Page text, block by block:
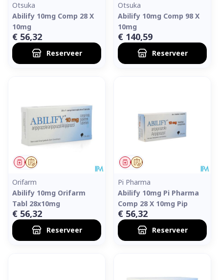
Otsuka
Abilify 10mg Comp 28 X
10mg
€ 56,32
Reserveer
Otsuka
Abilify 10mg Comp 98 X
10mg
€ 140,59
Reserveer
Op voorschrift
Geneesmiddel
Orifarm
Abilify 10mg Orifarm
Tabl 28x10mg
€ 56,32
Reserveer
Op voorschrift
Geneesmiddel
Pi Pharma
Abilify 10mg Pi Pharma
Comp 28 X 10mg Pip
€ 56,32
Reserveer